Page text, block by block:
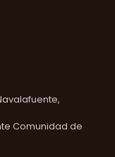
Comunidad de